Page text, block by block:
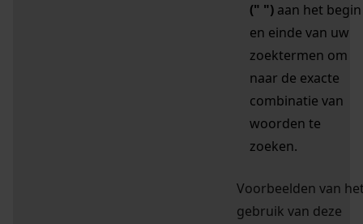
(" ") aan het begin
en einde van uw
zoektermen om
naar de exacte
combinatie van
woorden te
zoeken.
Voorbeelden van
gebruik van deze